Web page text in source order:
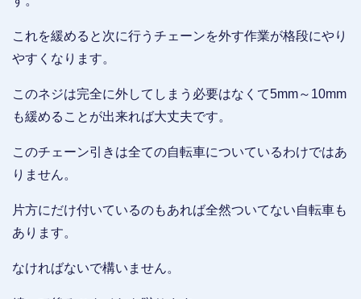
これを緩めると次に行うチェーンを外す作業が格段にやり
やすくなります。
このネジは完全に外してしまう必要はなくて5mm～10mm
も緩めることが出来れば大丈夫です。
このチェーン引きは全ての自転車についているわけではあ
りません。
片方にだけ付いているのもあれば全然ついてない自転車も
あります。
なければないで構いません。